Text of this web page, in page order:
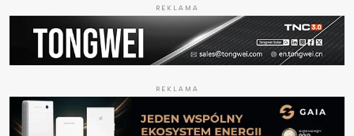
REKLAMA
REKLAMA